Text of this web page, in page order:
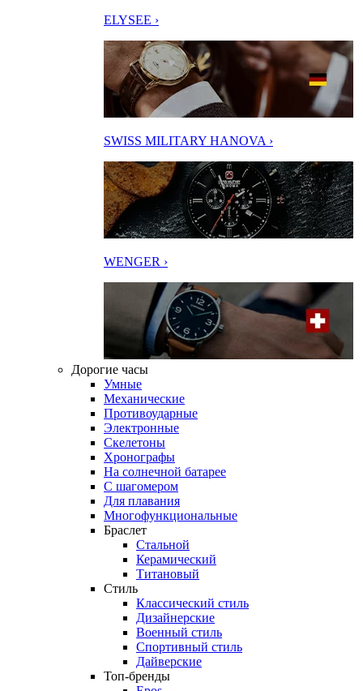
ELYSEE ›
SWISS MILITARY HANOVA ›
WENGER ›
Дорогие часы
Умные
Механические
Противоударные
Электронные
Скелетоны
Хронографы
На солнечной батарее
С шагомером
Для плавания
Многофункциональные
Браслет
Стальной
Керамический
Титановый
Стиль
Классический стиль
Дизайнерские
Военный стиль
Спортивный стиль
Дайверские
Топ-бренды